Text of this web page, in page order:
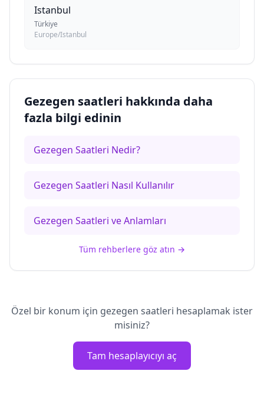
Istanbul
Türkiye
Europe/Istanbul
Gezegen saatleri hakkında daha
fazla bilgi edinin
Gezegen Saatleri Nedir?
Gezegen Saatleri Nasıl Kullanılır
Gezegen Saatleri ve Anlamları
Tüm rehberlere göz atın →
Özel bir konum için gezegen saatleri hesaplamak ister
misiniz?
Tam hesaplayıcıyı aç